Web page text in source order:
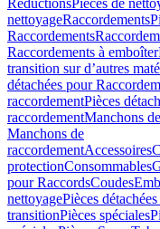
RéductionsPièces de
nettoyageRaccordements
Raccordements
Raccordements à emboîter
transition sur d’autres
détachées pour
raccordementPièces
raccordementManchons
Manchons de
raccordementAccessoires
protectionConsommables
pour RaccordsCoudes
nettoyagePièces
transitionPièces spéciales